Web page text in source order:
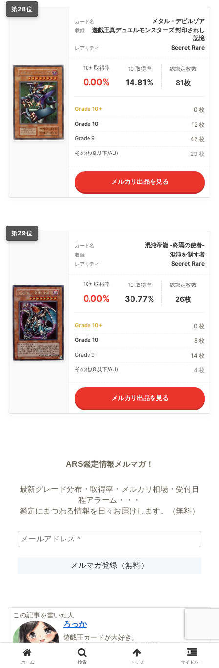
第28位
カード名 メタル・デビルゾア
収録
遊戯王真デュエルモンスターズ 封印されし
記憶
レアリティ Secret Rare
10+ 取得率
0.00%
10 取得率
14.81%
総鑑定枚数
81枚
Grade 10+ 0 枚
Grade 10 12 枚
Grade 9 46 枚
その他(8以下/AU) 23 枚
メルカリ出品を見る
第29位
カード名 混沌帝龍 -終焉の使者-
収録 混沌を制す者
レアリティ Secret Rare
10+ 取得率
0.00%
10 取得率
30.77%
総鑑定枚数
26枚
Grade 10+ 0 枚
Grade 10 8 枚
Grade 9 14 枚
その他(8以下/AU) 4 枚
メルカリ出品を見る
ARS鑑定情報メルマガ！
最新グレード分布・取得率・メルカリ相場・受付日
程アラーム・・・
鑑定にまつわる情報を日々お届けします。（無料）
この記事を書いた人
ろっか
遊戯王カードが大好き。
ARS鑑定のお役立ち情報を掲載しています。
Amazonアソシエイト・プログラム参加者
Twitter（X）↓
ホーム 検索 トップ サイドバー